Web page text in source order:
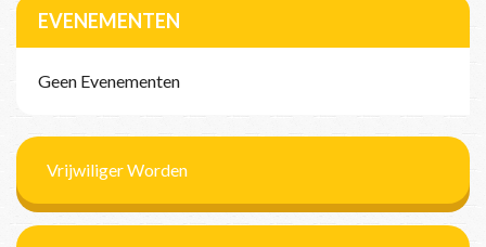
EVENEMENTEN
Geen Evenementen
Vrijwiliger Worden